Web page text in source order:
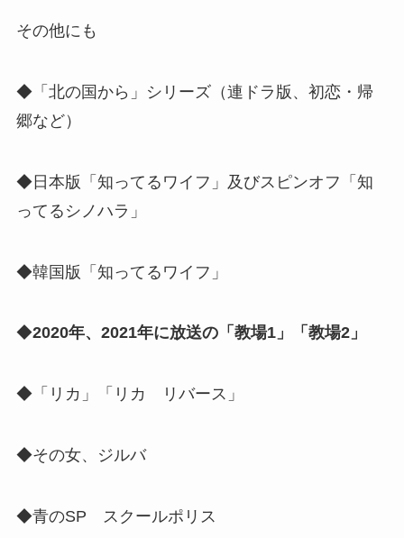
その他にも
◆「北の国から」シリーズ（連ドラ版、初恋・帰
郷など）
◆日本版「知ってるワイフ」及びスピンオフ「知
ってるシノハラ」
◆韓国版「知ってるワイフ」
◆2020年、2021年に放送の「教場1」「教場2」
◆「リカ」「リカ リバース」
◆その女、ジルバ
◆青のSP スクールポリス